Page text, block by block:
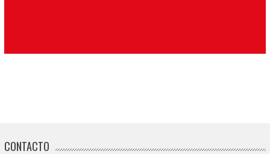
CONTACTO